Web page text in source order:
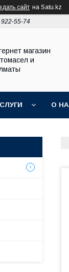
сайт на Satu.kz
55-74
магазин
и
О